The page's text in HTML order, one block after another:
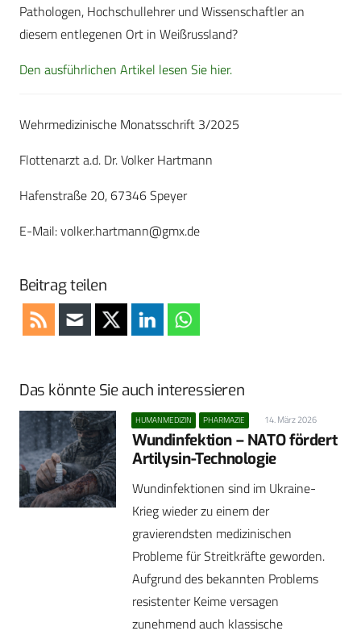
Pathologen, Hochschullehrer und Wissenschaftler an
diesem entlegenen Ort in Weißrussland?
Den ausführlichen Artikel lesen Sie hier.
Wehrmedizinische Monatsschrift 3/2025
Flottenarzt a.d. Dr. Volker Hartmann
Hafenstraße 20, 67346 Speyer
E-Mail:volker.hartmann@gmx.de
Beitrag teilen
Das könnte Sie auch interessieren
HUMANMEDIZIN PHARMAZIE 14. März 2026
Wundinfektion – NATO fördert
Artilysin-Technologie
Wundinfektionen sind im Ukraine-
Krieg wieder zu einem der
gravierendsten medizinischen
Probleme für Streitkräfte geworden.
Aufgrund des bekannten Problems
resistenter Keime versagen
zunehmend auch klassische